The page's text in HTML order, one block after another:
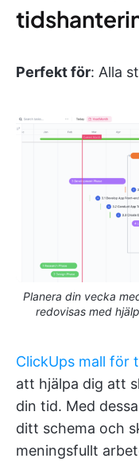
Perfekt för: Alla
Planera din vecka
redovisas med
ClickUps mall för
att hjälpa dig att
din tid. Med
ditt schema och
meningsfullt